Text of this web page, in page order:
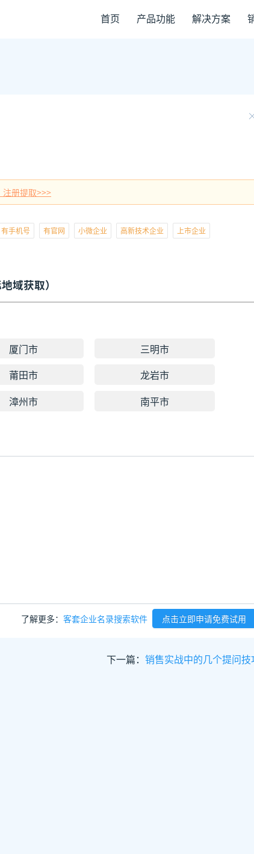
首页 产品功能 解决方案
册提取>>>
有手机号 有官网 小微企业 高新技术企业
上市企业
域获取）
厦门市
三明市
莆田市
龙岩市
漳州市
南平市
了解更多： 客套企业名录搜索软件 点击立即申请免费试用
下一篇： 销售实战中的几个提问技